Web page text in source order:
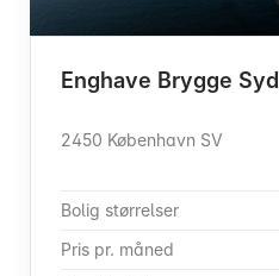
Enghave Brygge Syd
2450 København SV
Bolig størrelser
Pris pr. måned